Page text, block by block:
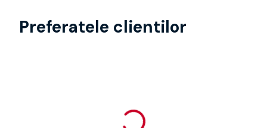
Preferatele clientilor